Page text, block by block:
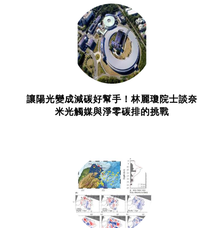
讓陽光變成減碳好幫手！林麗瓊院士談奈
米光觸媒與淨零碳排的挑戰